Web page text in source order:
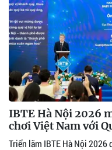
IBTE Hà Nội 2026
chơi Việt Nam với
Triển lãm IBTE Hà Nội